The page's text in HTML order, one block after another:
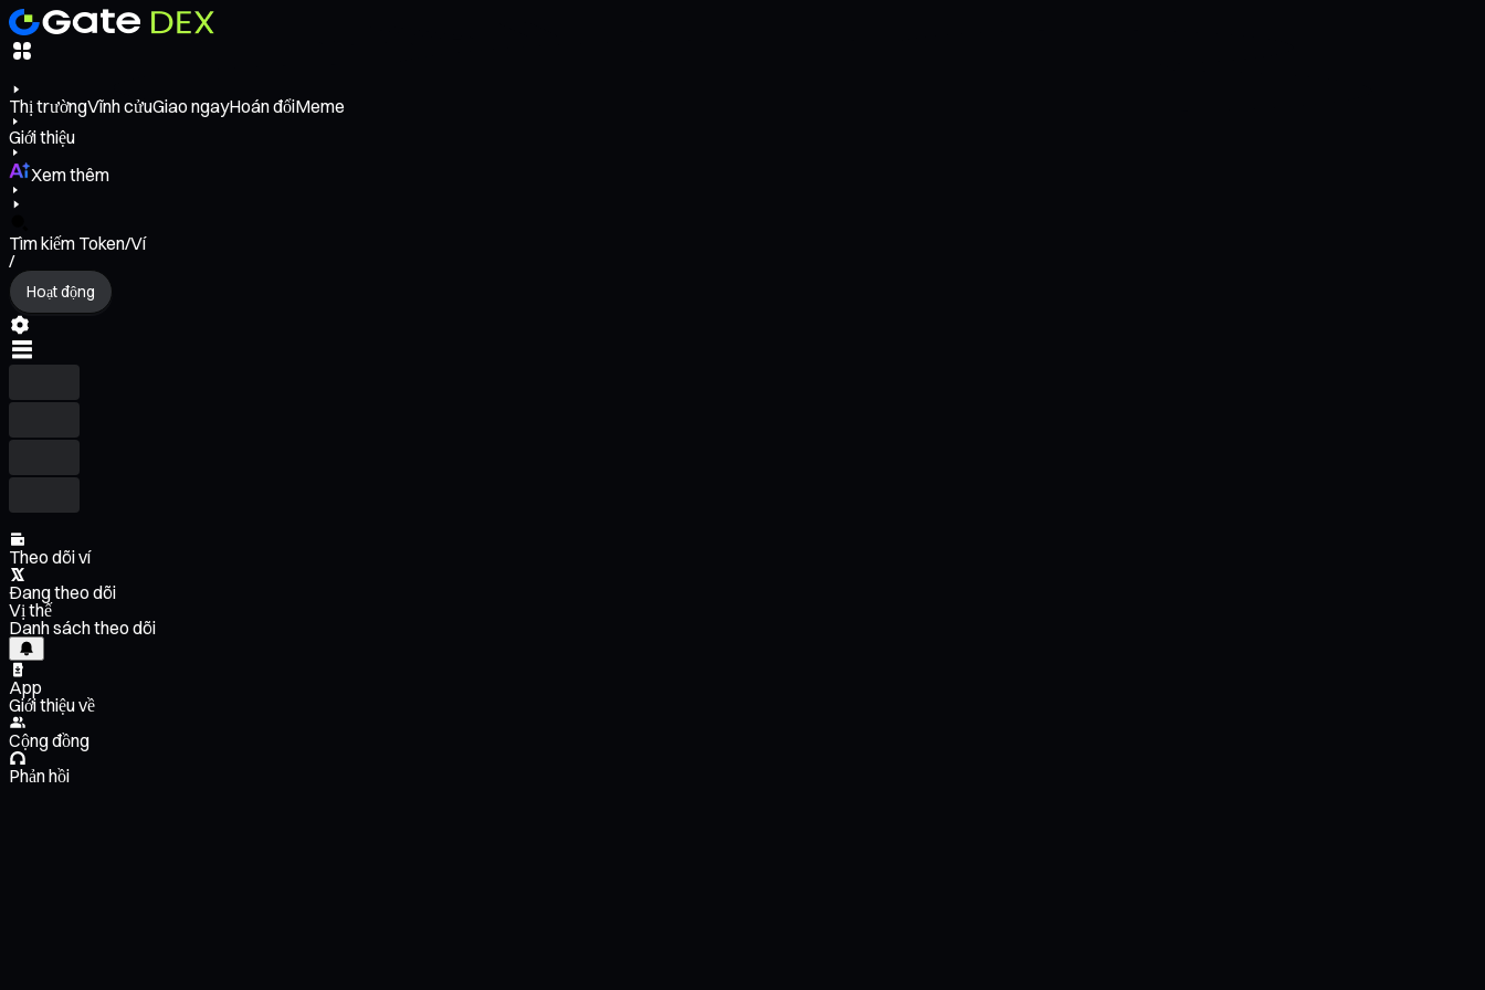
Thị trườngVĩnh cửuGiao ngayHoán đổiMeme
Giới thiệu
Xem thêm
Tìm kiếm Token/Ví
/
Hoạt động
Theo dõi ví
Đang theo dõi
Vị thế
Danh sách theo dõi
App
Giới thiệu về
Cộng đồng
Phản hồi